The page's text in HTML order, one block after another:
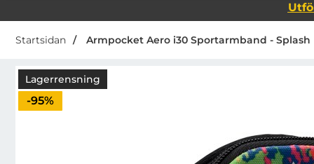
Startsidan Armpocket Aero i30 Sportarmband - Splash
Lagerrensning
Priset är nedsatt med
-95%